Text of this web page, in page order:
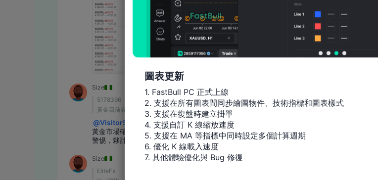
技術面
技術結構上，GBPJPY目
後續有效跌破該位置，
圖表更新
1. FastBull PC 正式上線
2. 支援在所有圖表間同步繪圖物件、技術指標和圖表樣式
3. 支援在復盤時建立掛單
4. 支援自訂 K 線縮放速度
5. 支援在 MA 等指標中同時設定多個計算週期
6. 優化 K 線載入速度
7. 其他體驗優化與 Bug 修復